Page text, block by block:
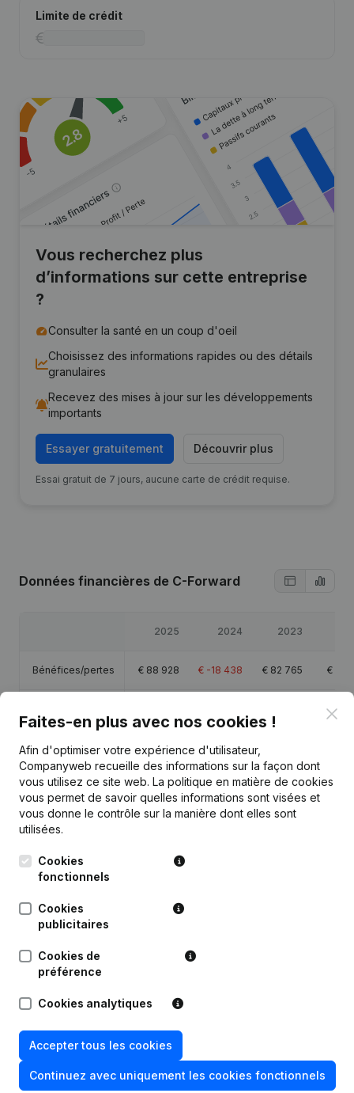
Limite de crédit
Vous recherchez plus
d’informations sur cette entreprise
?
Consulter la santé en un coup d'oeil
Choisissez des informations rapides ou des détails
granulaires
Recevez des mises à jour sur les développements
importants
Essayer gratuitement Découvrir plus
Essai gratuit de 7 jours, aucune carte de crédit requise.
Données financières de C-Forward
2025 2024 2023
Bénéfices/pertes € 88 928 € -18 438 € 82 765 €
€105
Marge brute €120 389 €-12 632
07-07-2025
30-07-2024
01-03-2023 Siège Social
Rubrique Constitution (Nouvelle
Personne Morale, Ouverture
Succursale, etc...) (NL)
Faites-en plus avec nos cookies !
Afin d'optimiser votre expérience d'utilisateur,
Companyweb recueille des informations sur la façon dont
vous utilisez ce site web. La politique en matière de cookies
vous permet de savoir quelles informations sont visées et
vous donne le contrôle sur la manière dont elles sont
utilisées.
Cookies
fonctionnels
Cookies
publicitaires
Cookies de
préférence
Cookies analytiques
Accepter tous les cookies
Continuez avec uniquement les cookies fonctionnels